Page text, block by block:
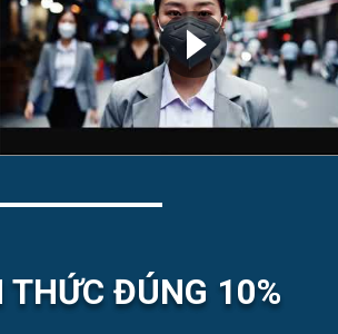
THỨC ĐÚNG 10%